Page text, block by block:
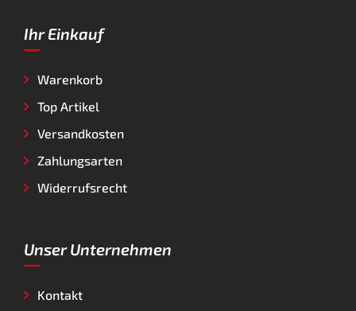
Ihr Einkauf
Warenkorb
Top Artikel
Versandkosten
Zahlungsarten
Widerrufsrecht
Unser Unternehmen
Kontakt